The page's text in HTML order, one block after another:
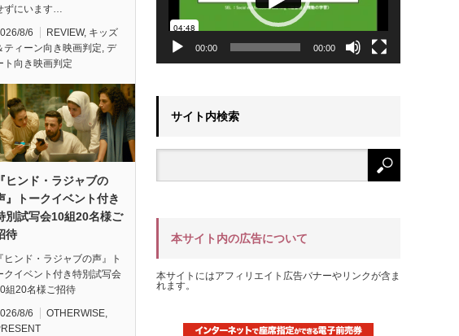
ずにいます…
8/6 REVIEW, キッズ
ティーン向き映画判定 デ
ト向き映画判定
『ヒンド・ラジャブの
』トークイベント付き
別試写会10組20名様ご
待
『ヒンド・ラジャブの声』ト
クイベント付き特別試写会
組20名様ご招待
8/6 OTHERWISE,
00:00 00:00
サイト内検索
本サイト内の広告について
本サイトにはアフィリエイト広告バナーやリンクが含ま
れます。